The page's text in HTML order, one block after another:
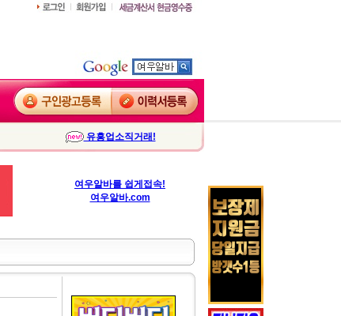
유흥업소직거래!
여우알바를 쉽게접속!
여우알바.com